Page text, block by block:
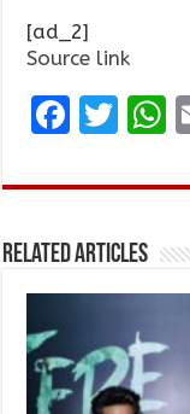
[ad_2]
Source link
F
ce
o
o
k
T
it
r
p
p
Related Articles